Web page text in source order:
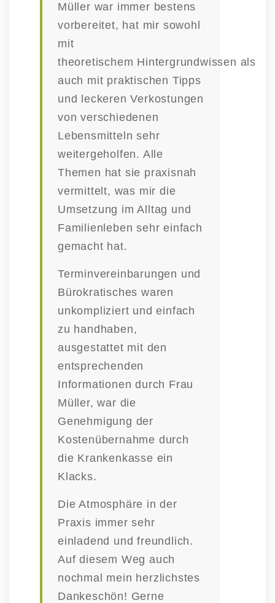
Müller war immer bestens
vorbe­reitet, hat mir sowohl
mit
theore­ti­schem Hinter­grund­wissen als
auch mit prakti­schen Tipps
und leckeren Verkos­tungen
von verschie­denen
Lebens­mitteln sehr
weiter­ge­holfen. Alle
Themen hat sie praxisnah
vermittelt, was mir die
Umsetzung im Alltag und
Famili­en­leben sehr einfach
gemacht hat.
Termin­ver­ein­ba­rungen und
Bürokra­ti­sches waren
unkom­pli­ziert und einfach
zu handhaben,
ausge­stattet mit den
entspre­chenden
Infor­ma­tionen durch Frau
Müller, war die
Geneh­migung der
Kosten­über­nahme durch
die Kranken­kasse ein
Klacks.
Die Atmosphäre in der
Praxis immer sehr
einladend und freundlich.
Auf diesem Weg auch
nochmal mein herzlichstes
Danke­schön! Gerne